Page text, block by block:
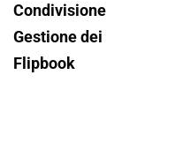
flipbook?
Condivisione
Gestione dei
Flipbook